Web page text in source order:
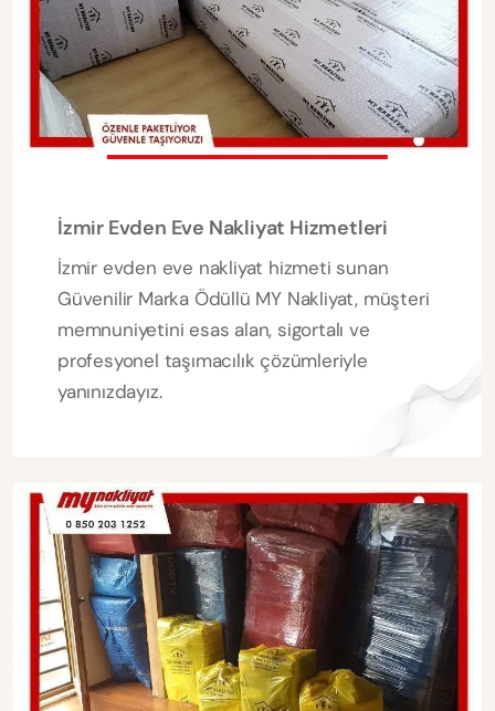
İzmir Evden Eve Nakliyat Hizmetleri
İzmir evden eve nakliyat hizmeti sunan
Güvenilir Marka Ödüllü MY Nakliyat, müşteri
memnuniyetini esas alan, sigortalı ve
profesyonel taşımacılık çözümleriyle
yanınızdayız.